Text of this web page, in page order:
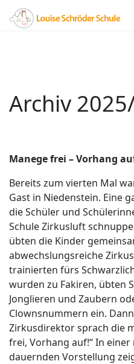
Archiv
Manege frei – Vorhang
Bereits zum vierten Mal
Gast in Niedenstein. Eine
die Schüler und
Schule Zirkusluft
übten die Kinder
abwechslungsreiche
trainierten fürs
wurden zu Fakiren, übten
Jonglieren und Zaubern
Clownsnummern ein.
Zirkusdirektor sprach die
frei, Vorhang auf!“ In
dauernden Vorstellung